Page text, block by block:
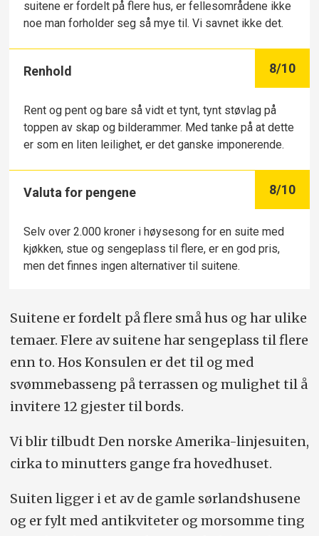
suitene er fordelt på flere hus, er fellesområdene ikke
noe man forholder seg så mye til. Vi savnet ikke det.
Renhold 8/10
Rent og pent og bare så vidt et tynt, tynt støvlag på
toppen av skap og bilderammer. Med tanke på at dette
er som en liten leilighet, er det ganske imponerende.
Valuta for pengene 8/10
Selv over 2.000 kroner i høysesong for en suite med
kjøkken, stue og sengeplass til flere, er en god pris,
men det finnes ingen alternativer til suitene.
Suitene er fordelt på flere små hus og har ulike
temaer. Flere av suitene har sengeplass til flere
enn to. Hos Konsulen er det til og med
svømmebasseng på terrassen og mulighet til å
invitere 12 gjester til bords.
Vi blir tilbudt Den norske Amerika-linjesuiten,
cirka to minutters gange fra hovedhuset.
Suiten ligger i et av de gamle sørlandshusene
og er fylt med antikviteter og morsomme ting